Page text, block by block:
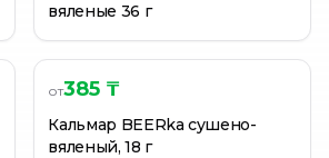
вяленые 36 г
от385 ₸
Кальмар BEERka сушено-
вяленый, 18 г